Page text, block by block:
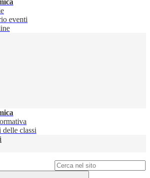
eventi
delle classi